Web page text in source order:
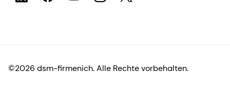
©2026 dsm-firmenich. Alle Rechte vorbehalten.